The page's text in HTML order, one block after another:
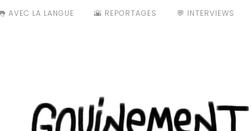
AVEC LA LANGUE 🌇 REPORTAGES 💬 INTERVIEWS